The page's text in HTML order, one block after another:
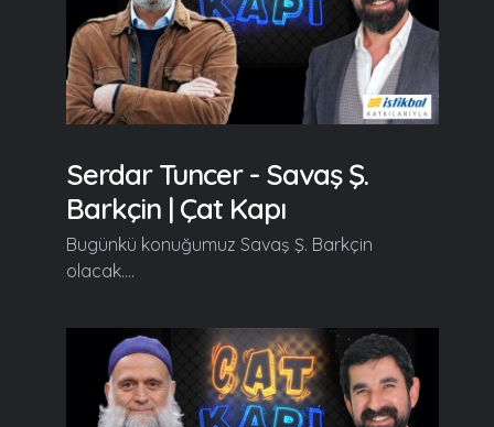
Serdar Tuncer - Savaş Ş.
Barkçin | Çat Kapı
Bugünkü konuğumuz Savaş Ş. Barkçin
olacak....